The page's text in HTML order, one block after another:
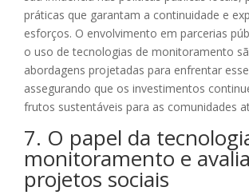
práticas que garantam a continuidade e
esforços. O envolvimento em parcerias
o uso de tecnologias de monitoramento
abordagens projetadas para enfrentar
assegurando que os investimentos
frutos sustentáveis para as comunidades
7. O papel da
monitoramento e
projetos sociais